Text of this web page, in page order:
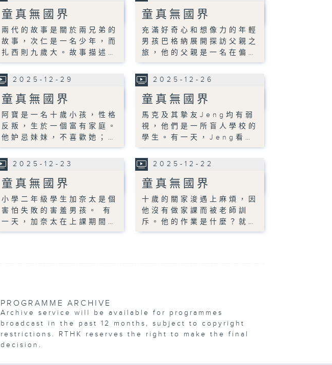
童真無國界
兩代的故事是關於兩兄弟的
故事，次仁是一名少年，而
扎西則九歲大。故事描述…
童真無國界
充滿好奇心和想像力的年輕
男孩巴格納展開探訪父親之
旅，他的父親是一名在偏…
2025-12-29
童真無國界
阿寶是一名十歲小孩，性格
反叛，生於一個富有家庭。
他妒忌妹妹，不喜歡她；…
2025-12-26
童真無國界
馬克及其摯友Jeng均有弱
視，他們是一所盲人學校的
學生。有一天，Jeng看…
2025-12-23
童真無國界
小學二年級學生加奈太是個
害怕失敗的害羞男孩。 有
一天，加奈太在上課期間…
2025-12-22
童真無國界
十歲的關家浚遇上麻煩，因
他沒有做家課而被老師訓
斥。他的作業是什麼？就…
PROGRAMME ARCHIVE
Archive service will be available for programmes
broadcast in the past 12 months, subject to copyright
restrictions. RTHK reserves the right to make the final
decision.